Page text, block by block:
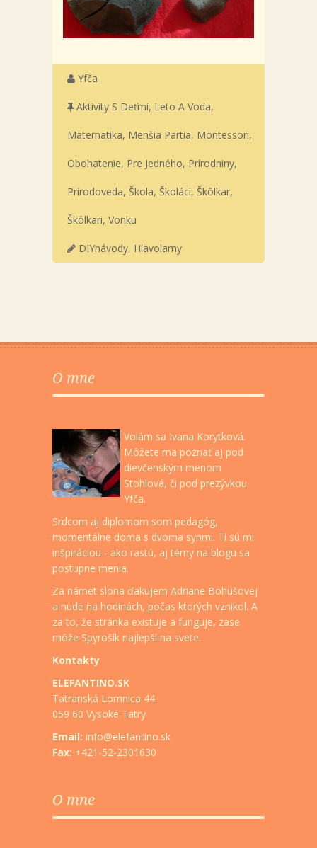
Yfča
Aktivity S Deťmi, Leto A Voda,
Matematika, Menšia Partia, Montessori,
Obohatenie, Pre Jedného, Prírodniny,
Prírodoveda, Škola, Školáci, Škôlkar,
Škôlkari, Vonku
DIYnávody, Hlavolamy
O mne
Volám sa Ivana Korytková.
Môžete ma poznať aj pod
dievčenským menom
Stohlová, či pod prezývkou
Yfča.
Srdcom aj diplomom som pedagóg,
momentálne doma s dvoma synmi. Tí sú mi
inšpiráciou - ako rastú, aj témy na blogu sa
postupne menia.
Za námet slona ďakujem Adriane Bohušovej
a nude na hodinách, počas ktorých vznikol. A
za to, že stránka existuje a funguje, zase
môže Spyrošík najlepší na svete.
Kontakty
ELEFANTINO.SK
Tatranská Lomnica 44
059 60 Vysoké Tatry
Email: info@elefantino.sk
Fax: +421-52-2301630
O mne